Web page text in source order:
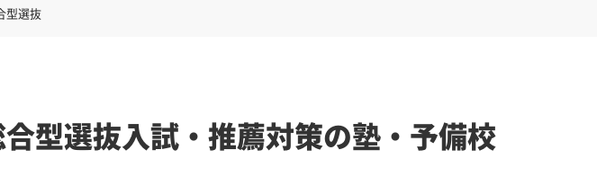
型選抜
型選抜入試・推薦対策の塾・予備校